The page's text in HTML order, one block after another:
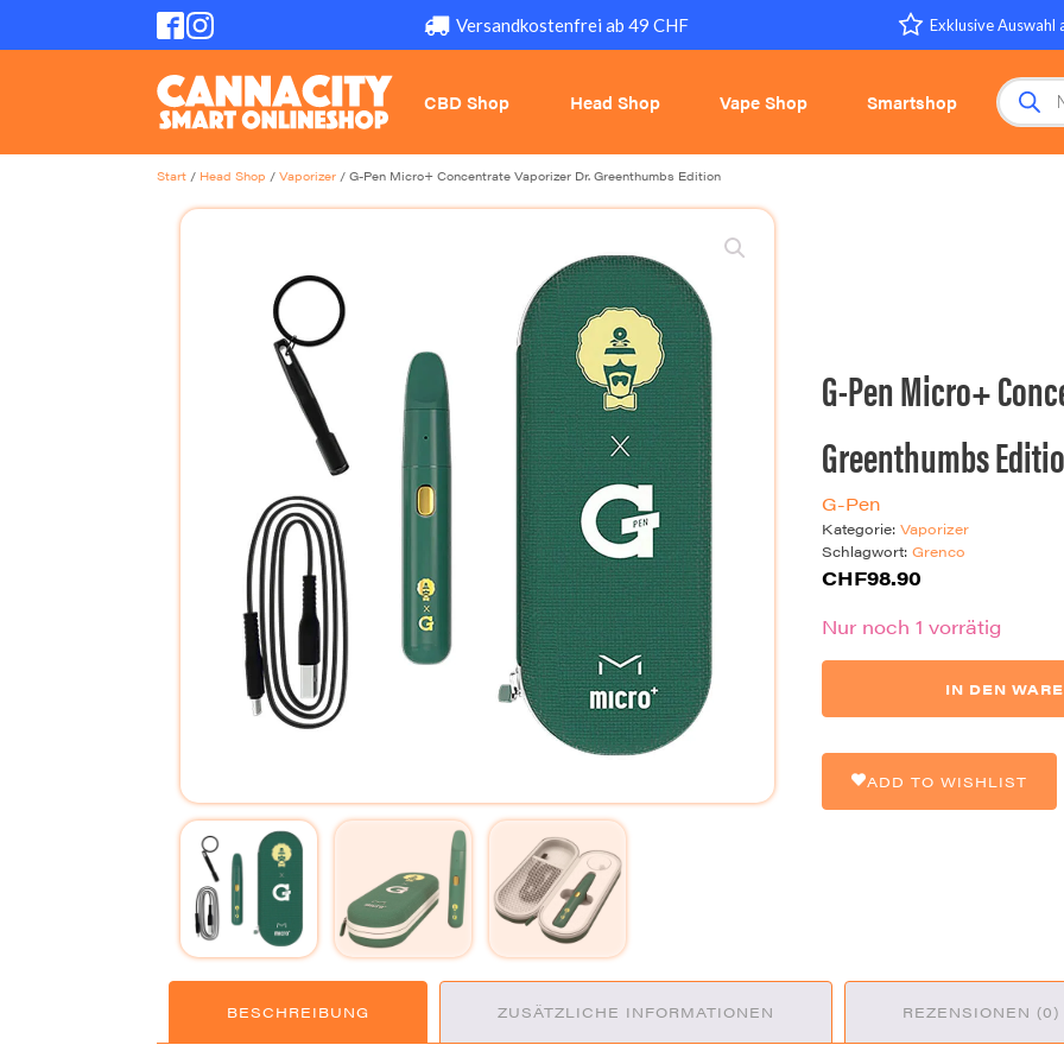
Versandkostenfrei ab 49 CHF Exklusive Auswahl
CBD Shop Head Shop Vape Shop Smartshop Products
Start / Head Shop / Vaporizer / G-Pen Micro+ Concentrate Vaporizer Dr. Greenthumbs Edition
G-Pen Micro+
Greenthumbs
G-Pen
Kategorie: Vaporizer
Schlagwort: Grenco
CHF98.90
Nur noch 1 vorrätig
Concentrate
Vaporizer
Greenthumbs
IN DEN
ADD TO WISHLIST
BESCHREIBUNG ZUSÄTZLICHE INFORMATIONEN REZENSIONEN (0)